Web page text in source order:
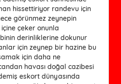
hissettiriyor randevu için
görünmez zeynepin
çeker onunla
derinliklerine dokunur
için zeynep bir hazine bu
için daha ne
havası doğal cazibesi
eskort dünyasında